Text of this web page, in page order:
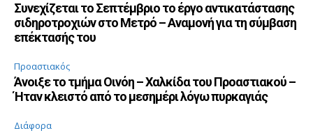
Συνεχίζεται το Σεπτέμβριο το έργο αντικατάστασης
σιδηροτροχιών στο Μετρό – Αναμονή για τη σύμβαση
επέκτασής του
Προαστιακός
Άνοιξε το τμήμα Οινόη – Χαλκίδα του Προαστιακού –
Ήταν κλειστό από το μεσημέρι λόγω πυρκαγιάς
Διάφορα